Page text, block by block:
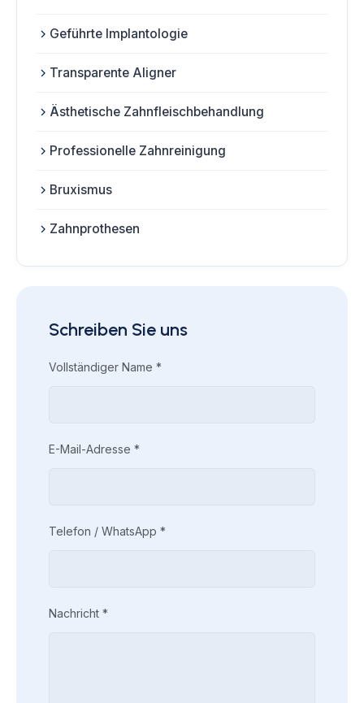
Geführte Implantologie
Transparente Aligner
Ästhetische Zahnfleischbehandlung
Professionelle Zahnreinigung
Bruxismus
Zahnprothesen
Schreiben Sie uns
Vollständiger Name *
E-Mail-Adresse *
Telefon / WhatsApp *
Nachricht *